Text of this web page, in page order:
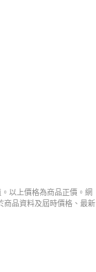
以上價格為商品正價。網
商品資料及屆時價格、最新